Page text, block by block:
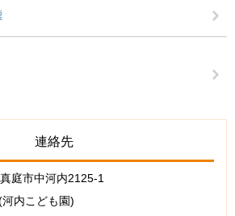
連絡先
庭市中河内2125-1
河内こども園